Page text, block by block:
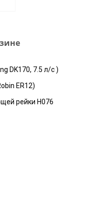
DK170, 7.5 л/с )
ER12)
рейки H076